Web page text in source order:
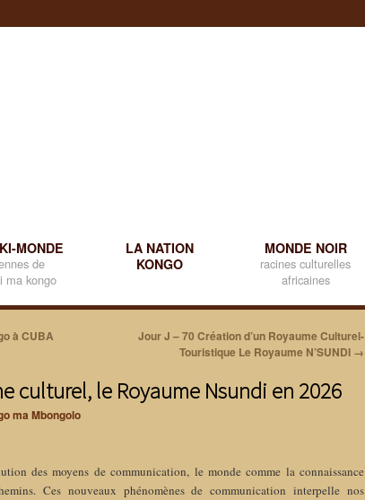
MONDE
de
ma kongo
LA NATION
KONGO
MONDE NOIR
racines culturelles
africaines
à CUBA
Jour J – 70 Création d’un Royaume Culturel-
Touristique Le Royaume N’SUNDI →
culturel, le Royaume Nsundi en 2026
ma Mbongolo
des moyens de communication, le monde comme la connaissance
Ces nouveaux phénomènes de communication interpelle nos